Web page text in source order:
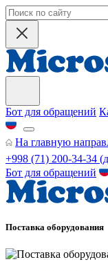
Бот для обращений
На главную
+998 (71) 200-34-34
Бот для обращений
Поставка оборудования